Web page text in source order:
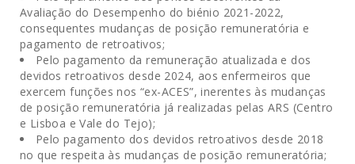
Avaliação do Desempenho do biénio 2021-2022,
consequentes mudanças de posição remuneratória e
pagamento de retroativos;
Pelo pagamento da remuneração atualizada e dos
devidos retroativos desde 2024, aos enfermeiros que
exercem funções nos “ex-ACES”, inerentes às mudanças
de posição remuneratória já realizadas pelas ARS (Centro
e Lisboa e Vale do Tejo);
Pelo pagamento dos devidos retroativos desde 2018
no que respeita às mudanças de posição remuneratória;